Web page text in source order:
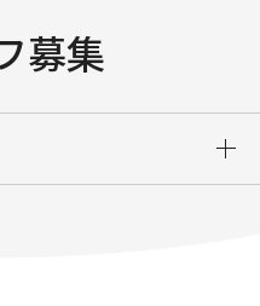
募集